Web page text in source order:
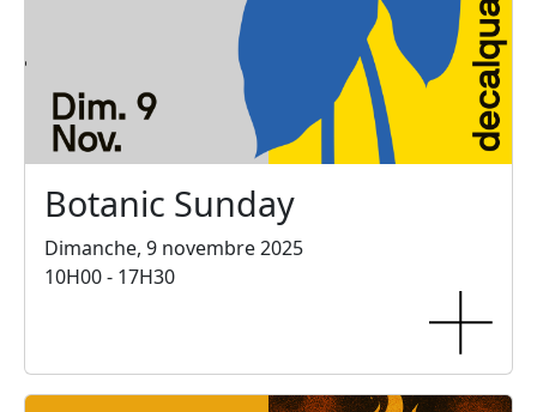
Botanic Sunday
Dimanche, 9 novembre 2025
10H00 - 17H30